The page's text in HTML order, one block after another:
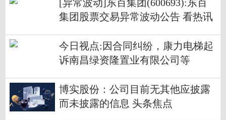
[异常波动]东百集团(600693):东百
集团股票交易异常波动公告 看热讯
今日视点:因合同纠纷，康力电梯起
诉南昌绿资隆置业有限公司等
博实股份：公司目前无其他应披露
而未披露的信息 头条焦点